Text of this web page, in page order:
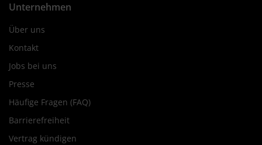
Unternehmen
Über uns
Kontakt
Jobs bei uns
Presse
Häufige Fragen (FAQ)
Barrierefreiheit
Vertrag kündigen